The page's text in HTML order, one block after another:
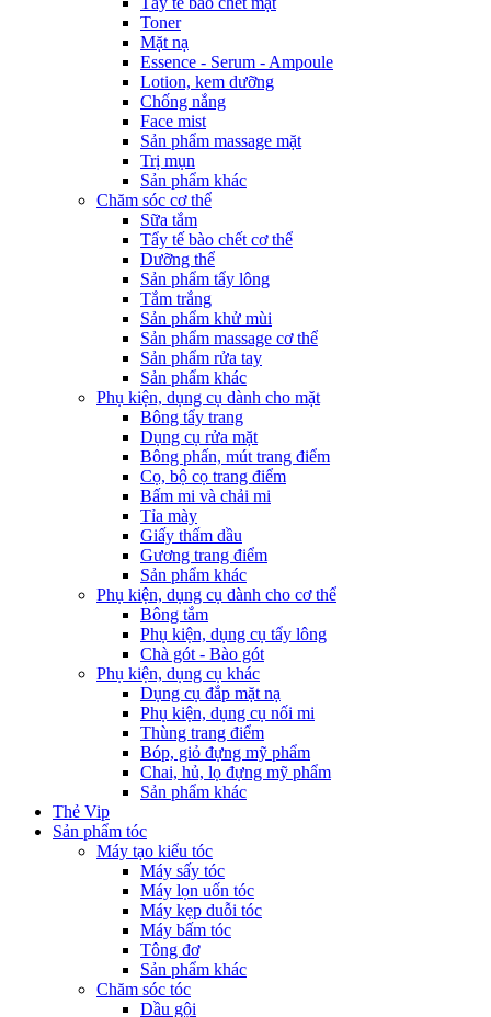
Toner
Mặt nạ
Essence - Serum - Ampoule
Lotion, kem dưỡng
Chống nắng
Face mist
Sản phẩm massage mặt
Trị mụn
Sản phẩm khác
Chăm sóc cơ thể
Sữa tắm
Tẩy tế bào chết cơ thể
Dưỡng thể
Sản phẩm tẩy lông
Tắm trắng
Sản phẩm khử mùi
Sản phẩm massage cơ thể
Sản phẩm rửa tay
Sản phẩm khác
Phụ kiện, dụng cụ dành cho mặt
Bông tẩy trang
Dụng cụ rửa mặt
Bông phấn, mút trang điểm
Cọ, bộ cọ trang điểm
Bấm mi và chải mi
Tỉa mày
Giấy thấm dầu
Gương trang điểm
Sản phẩm khác
Phụ kiện, dụng cụ dành cho cơ thể
Bông tắm
Phụ kiện, dụng cụ tẩy lông
Chà gót - Bào gót
Phụ kiện, dụng cụ khác
Dụng cụ đắp mặt nạ
Phụ kiện, dụng cụ nối mi
Thùng trang điểm
Bóp, giỏ đựng mỹ phẩm
Chai, hủ, lọ đựng mỹ phẩm
Sản phẩm khác
Thẻ Vip
Sản phẩm tóc
Máy tạo kiểu tóc
Máy sấy tóc
Máy lọn uốn tóc
Máy kẹp duỗi tóc
Máy bấm tóc
Tông đơ
Sản phẩm khác
Chăm sóc tóc
Dầu gội